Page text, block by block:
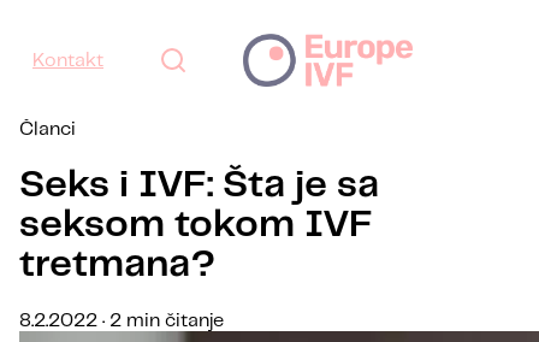
Kontakt
Članci
Seks i IVF: Šta je sa
seksom tokom IVF
tretmana?
8.2.2022 · 2 min čitanje